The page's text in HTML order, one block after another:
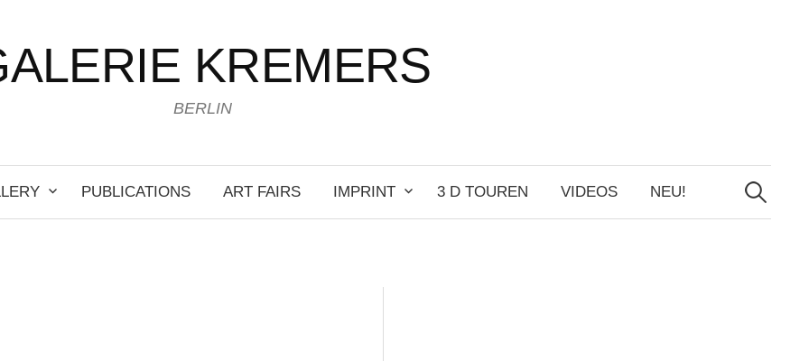
KREMERS
BERLIN
PUBLICATIONS ART FAIRS IMPRINT 3 D TOUREN VIDEOS NEU!
Search
for: